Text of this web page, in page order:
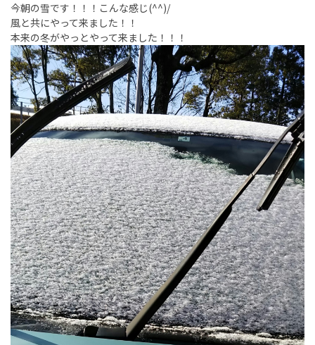
今朝の雪です！！！こんな感じ(^^)/
風と共にやって来ました！！
本来の冬がやっとやって来ました！！！